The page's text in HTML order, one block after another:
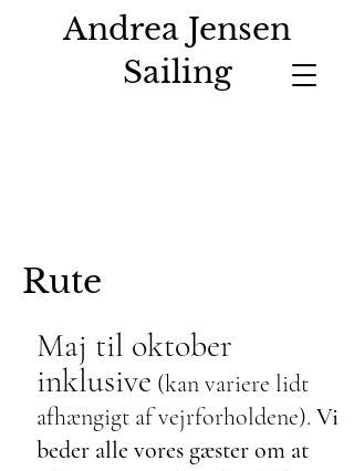
Andrea Jensen
Sailing
Rute
Maj til oktober
inklusive (kan variere lidt
afhængigt af vejrforholdene). Vi
beder alle vores gæster om at